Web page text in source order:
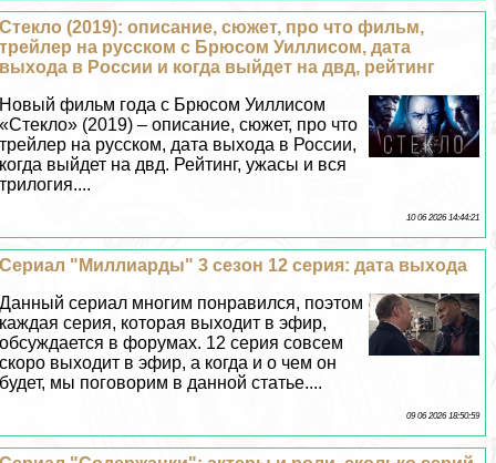
Стекло (2019): описание, сюжет, про что фильм,
трейлер на русском с Брюсом Уиллисом, дата
выхода в России и когда выйдет на двд, рейтинг
Новый фильм года с Брюсом Уиллисом
«Стекло» (2019) – описание, сюжет, про что
трейлер на русском, дата выхода в России,
когда выйдет на двд. Рейтинг, ужасы и вся
трилогия....
10 06 2026 14:44:21
Сериал "Миллиарды" 3 сезон 12 серия: дата выхода
Данный сериал многим понравился, поэтом
каждая серия, которая выходит в эфир,
обсуждается в форумах. 12 серия совсем
скоро выходит в эфир, а когда и о чем он
будет, мы поговорим в данной статье....
09 06 2026 18:50:59